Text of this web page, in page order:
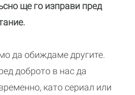
ще го изправи пред
да обиждаме другите.
доброто в нас да
като сериал или